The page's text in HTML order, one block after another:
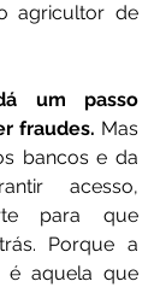
agricultor de
um passo
fraudes. Mas
bancos e da
acesso,
para que
Porque a
é aquela que